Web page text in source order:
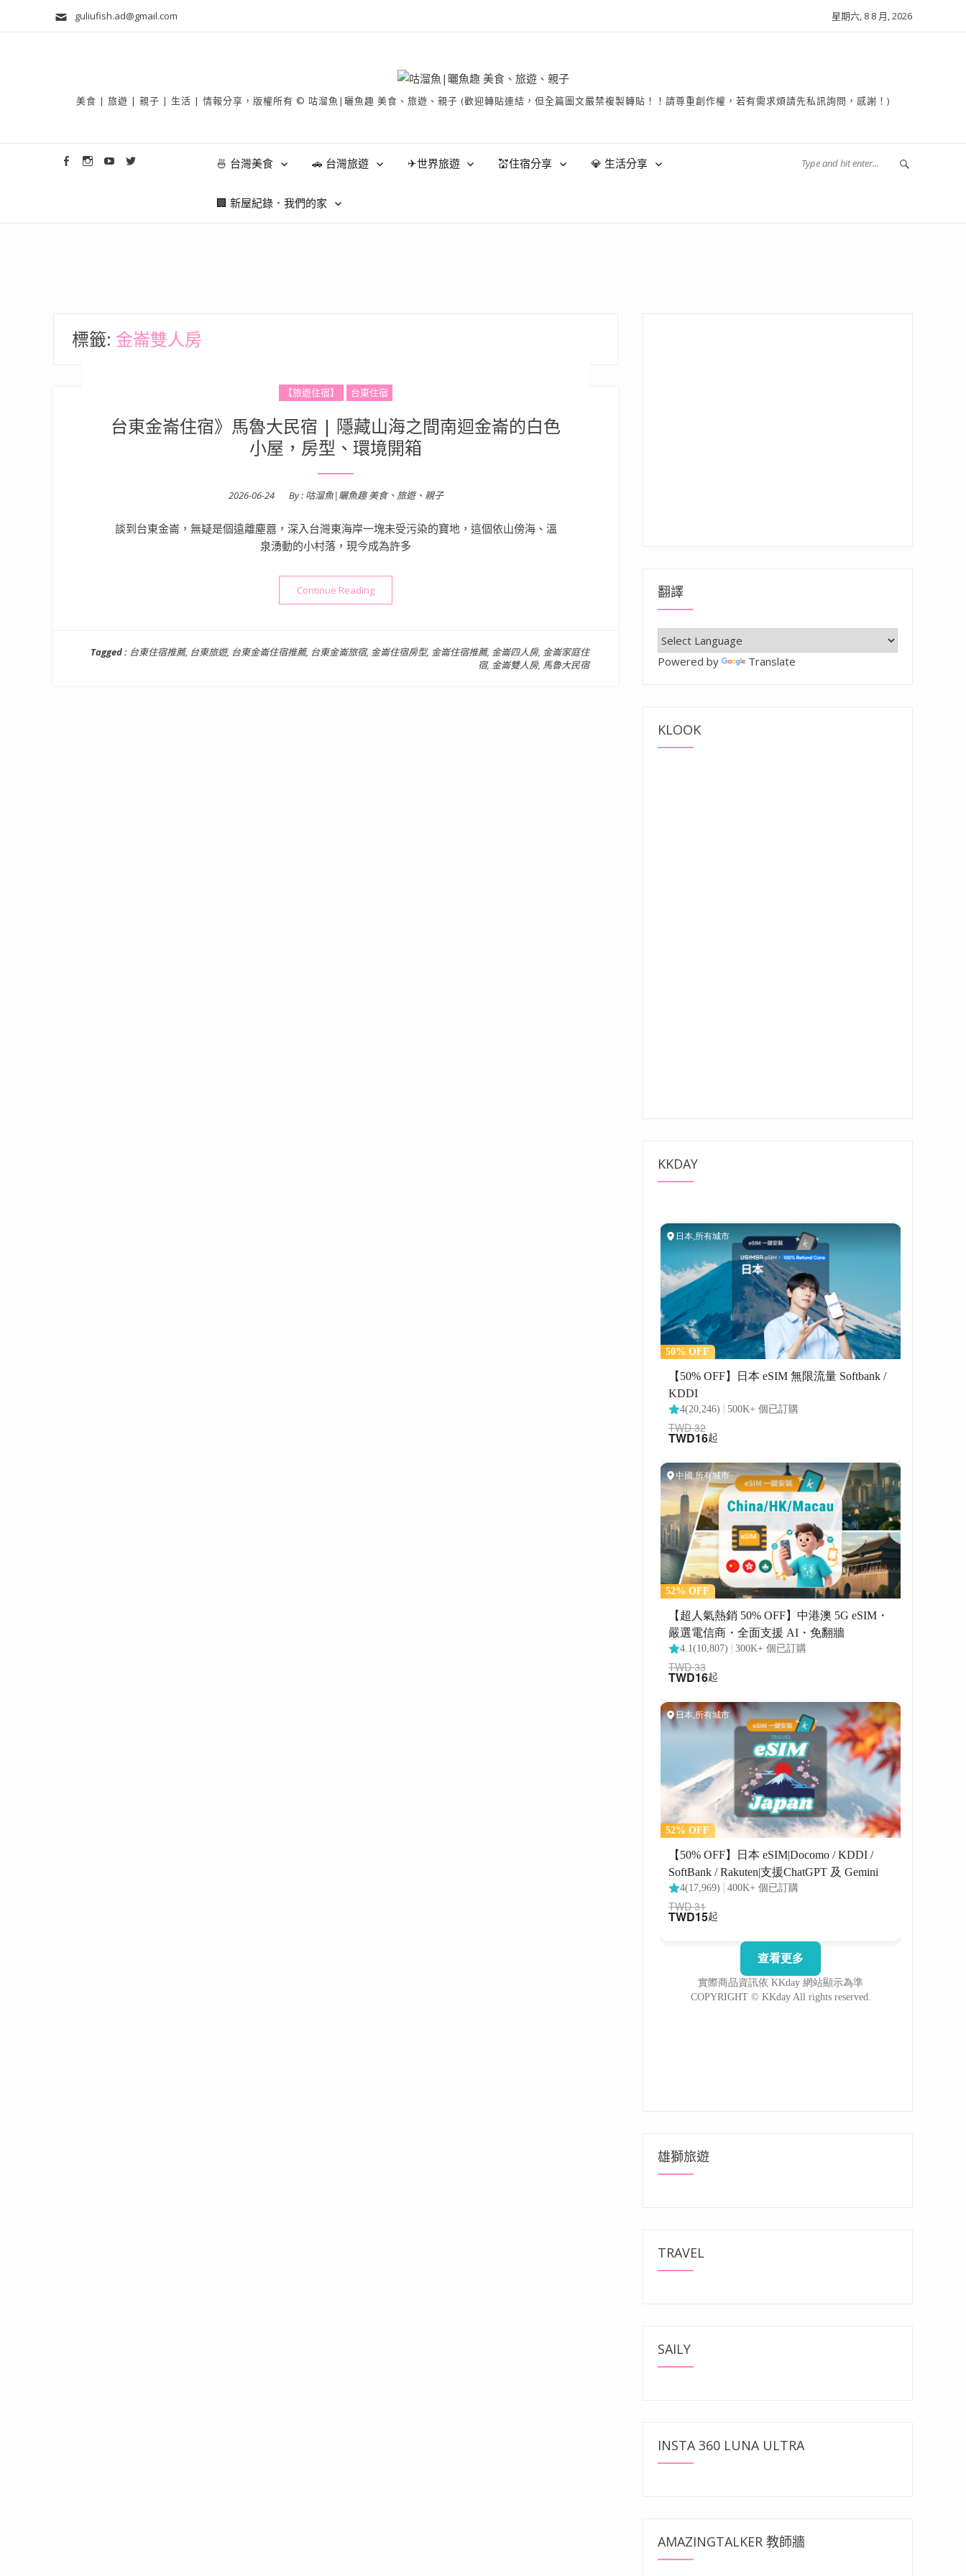
guliufish.ad@gmail.com 星期六, 8 8 月, 2026
美食 | 旅遊 | 親子 | 生活 | 情報分享，版權所有 © 咕溜魚|曬魚趣 美食、旅遊、親子 (歡迎轉貼連結，但全篇圖文嚴禁複製轉貼！！請尊重創作權，若有需求煩請先私訊詢問，感謝！)
🍜 台灣美食 🚗 台灣旅遊 ✈世界旅遊 💒住宿分享 💎 生活分享
🏢 新屋紀錄．我們的家
標籤: 金崙雙人房
【旅遊住宿】 台東住宿
台東金崙住宿》馬魯大民宿 | 隱藏山海之間南迴金崙的白色
小屋，房型、環境開箱
Posted
2026-06-24 By : 咕溜魚|曬魚趣 美食、旅遊、親子
談到台東金崙，無疑是個遠離塵囂，深入台灣東海岸一塊未受污染的寶地，這個依山傍海、溫
泉湧動的小村落，現今成為許多
Continue Reading“台東金崙住宿》馬魯大民宿 | 隱藏山海之間南迴金崙的白色小屋，房型、環境開箱”
Tagged : 台東住宿推薦, 台東旅遊, 台東金崙住宿推薦, 台東金崙旅宿, 金崙住宿房型, 金崙住宿推薦, 金崙四人房, 金崙家庭住
宿, 金崙雙人房, 馬魯大民宿
翻譯
Powered by Translate
KLOOK
KKDAY
雄獅旅遊
TRAVEL
SAILY
INSTA 360 LUNA ULTRA
AMAZINGTALKER 教師牆